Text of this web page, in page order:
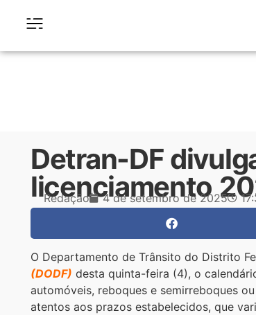
Detran-DF
licenciamento
Redação 4 de setembro de 2025
O Departamento de Trânsito do Distrito
(DODF) desta quinta-feira (4), o
automóveis, reboques e semirreboques
atentos aos prazos estabelecidos, que